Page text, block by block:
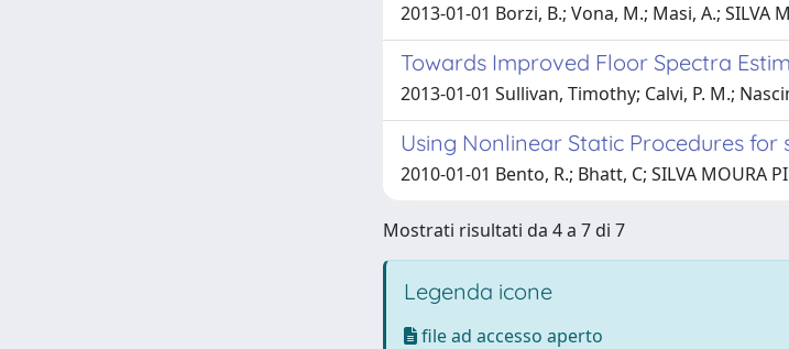
2013-01-01 Borzi, B.; Vona, M.; Masi, A.; SILVA
Towards Improved Floor Spectra
2013-01-01 Sullivan, Timothy; Calvi, P. M.;
Using Nonlinear Static Procedures for
2010-01-01 Bento, R.; Bhatt, C; SILVA MOURA
Mostrati risultati da 4 a 7 di 7
Legenda icone
file ad accesso aperto